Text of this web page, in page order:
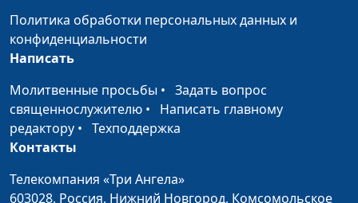
Как Бог спас друга от
тюрьмы
Как студентам помогал
Бог
Сергей Парфенов
Моя дочка помогла
Бога
Политика обработки персональных данных и
конфиденциальности
Написать
Молитвенные просьбы • Задать вопрос
священнослужителю • Написать главному
редактору • Техподдержка
Контакты
Телекомпания «Три Ангела»
603028, Россия, Нижний Новгород, Комсомольское